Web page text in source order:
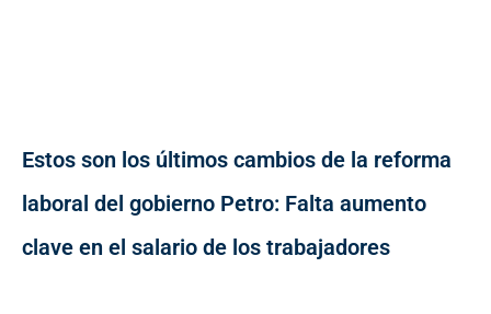
Estos son los últimos cambios de la reforma
laboral del gobierno Petro: Falta aumento
clave en el salario de los trabajadores